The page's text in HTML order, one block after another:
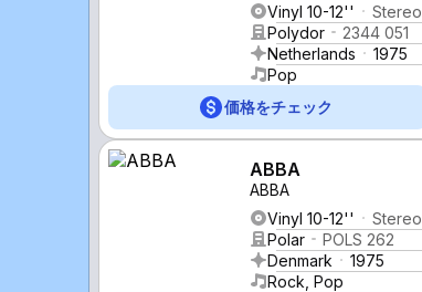
Vinyl 10-12''
Stereo
Polydor
2344 051
Netherlands
1975
Pop
価格をチェック
ABBA
ABBA
Vinyl 10-12''
Stereo
Polar
POLS 262
Denmark
1975
Rock, Pop